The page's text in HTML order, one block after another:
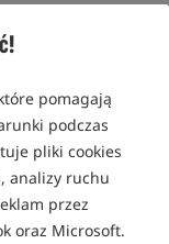
pomagają
podczas
pliki cookies
analizy ruchu
przez
oraz Microsoft.